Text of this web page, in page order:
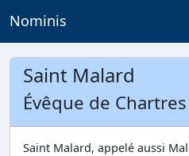
Nominis
Saint Malard
Évêque de
Saint Malard, appelé aussi